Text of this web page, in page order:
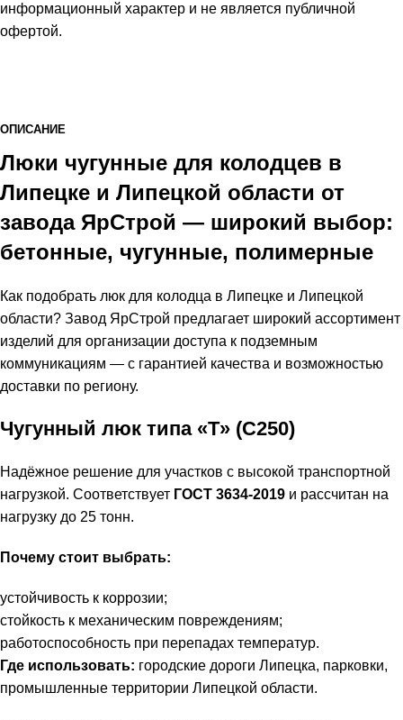
информационный характер и не является публичной
офертой.
ОПИСАНИЕ
Люки чугунные для колодцев в
Липецке и Липецкой области от
завода ЯрСтрой — широкий выбор:
бетонные, чугунные, полимерные
Как подобрать люк для колодца в Липецке и Липецкой
области? Завод ЯрСтрой предлагает широкий ассортимент
изделий для организации доступа к подземным
коммуникациям — с гарантией качества и возможностью
доставки по региону.
Чугунный люк типа «Т» (С250)
Надёжное решение для участков с высокой транспортной
нагрузкой. Соответствует ГОСТ 3634‑2019 и рассчитан на
нагрузку до 25 тонн.
Почему стоит выбрать:
устойчивость к коррозии;
стойкость к механическим повреждениям;
работоспособность при перепадах температур.
Где использовать: городские дороги Липецка, парковки,
промышленные территории Липецкой области.